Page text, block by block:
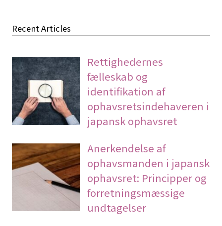
Recent Articles
Rettighedernes
fælleskab og
identifikation af
ophavsretsindehaveren i
japansk ophavsret
Anerkendelse af
ophavsmanden i japansk
ophavsret: Principper og
forretningsmæssige
undtagelser